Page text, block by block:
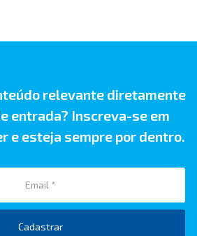
relevante diretamente
entrada? Inscreva-se em
e esteja sempre por dentro.
Cadastrar